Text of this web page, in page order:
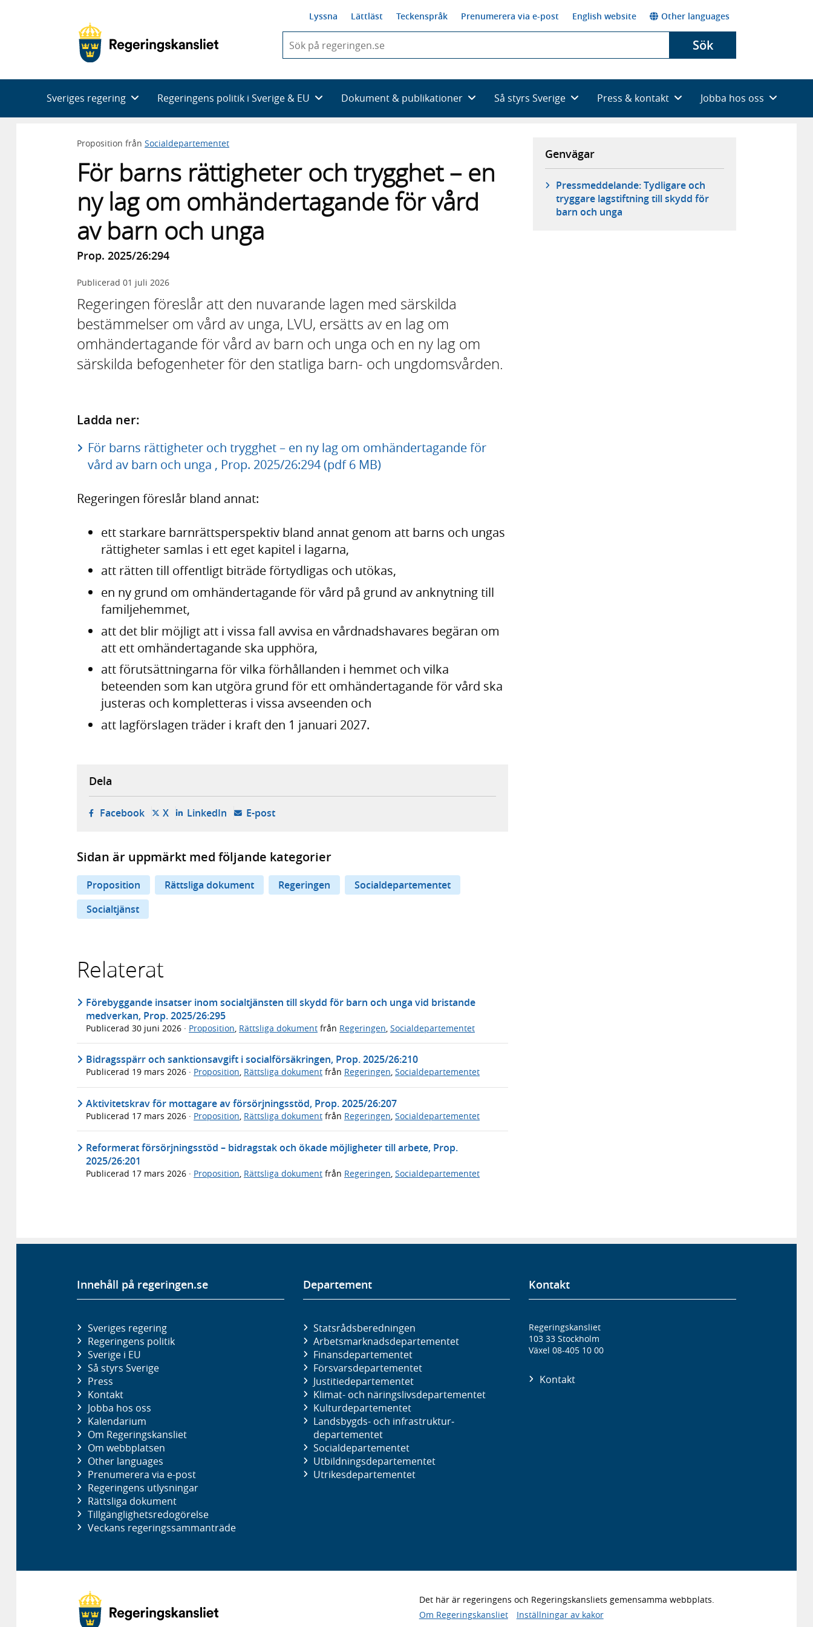
Lyssna Lättläst Teckenspråk Prenumerera via e-post English website Other languages
du
skriva
framträder
en
Sök
Sveriges regering Regeringens politik i Sverige & EU Dokument & publikationer Så styrs Sverige Press & kontakt Jobba hos oss
Proposition från Socialdepartementet
För barns rättigheter och trygghet – en
ny lag om omhändertagande för vård
av barn och unga
Prop. 2025/26:294
Publicerad 01 juli 2026
Regeringen föreslår att den nuvarande lagen med särskilda
bestämmelser om vård av unga, LVU, ersätts av en lag om
omhändertagande för vård av barn och unga och en ny lag om
särskilda befogenheter för den statliga barn- och ungdomsvården.
Ladda ner:
För barns rättigheter och trygghet – en ny lag om omhändertagande för
vård av barn och unga , Prop. 2025/26:294 (pdf 6 MB)
Regeringen föreslår bland annat:
ett starkare barnrättsperspektiv bland annat genom att barns och ungas
rättigheter samlas i ett eget kapitel i lagarna,
att rätten till offentligt biträde förtydligas och utökas,
en ny grund om omhändertagande för vård på grund av anknytning till
familjehemmet,
att det blir möjligt att i vissa fall avvisa en vårdnadshavares begäran om
att ett omhändertagande ska upphöra,
att förutsättningarna för vilka förhållanden i hemmet och vilka
beteenden som kan utgöra grund för ett omhändertagande för vård ska
justeras och kompletteras i vissa avseenden och
att lagförslagen träder i kraft den 1 januari 2027.
Genvägar
Pressmeddelande: Tydligare och
tryggare lagstiftning till skydd för
barn och unga
Dela
Facebook- öppnas i ny flik, extern webbplats,
X- öppnas i ny flik, extern webbplats,
LinkedIn- öppnas i ny flik, extern webbplats,
E-post- öppnar din e-postklient,
Sidan är uppmärkt med följande kategorier
Proposition Rättsliga dokument Regeringen
Socialdepartementet
Socialtjänst
Relaterat
Förebyggande insatser inom socialtjänsten till skydd för barn och unga vid bristande
medverkan, Prop. 2025/26:295
Publicerad 30 juni 2026 · Proposition Rättsliga dokument från Regeringen Socialdepartementet
Bidragsspärr och sanktionsavgift i socialförsäkringen, Prop. 2025/26:210
Publicerad 19 mars 2026 · Proposition, Rättsliga dokument från Regeringen, Socialdepartementet
Aktivitetskrav för mottagare av försörjningsstöd, Prop. 2025/26:207
Publicerad 17 mars 2026 · Proposition, Rättsliga dokument från Regeringen, Socialdepartementet
Reformerat försörjningsstöd – bidragstak och ökade möjligheter till arbete, Prop.
2025/26:201
Publicerad 17 mars 2026 · Proposition Rättsliga dokument från Regeringen Socialdepartementet
Innehåll på regeringen.se
Sveriges regering
Regeringens politik
Sverige i EU
Så styrs Sverige
Press
Kontakt
Jobba hos oss
Kalendarium
Om Regeringskansliet
Om webbplatsen
Other languages
Prenumerera via e-post
Regeringens utlysningar
Rättsliga dokument
Tillgänglighetsredogörelse
Veckans regeringssammanträde
Departement
Statsrådsberedningen
Arbetsmarknads­departementet
Finans­departementet
Försvars­departementet
Justitie­departementet
Klimat- och näringslivs­departementet
Kultur­departementet
Landsbygds- och infrastruktur­
departementet
Social­departementet
Utbildnings­departementet
Utrikes­departementet
Kontakt
Regeringskansliet
103 33 Stockholm
Växel 08-405 10 00
Kontakt
Det här är regeringens och Regeringskansliets gemensamma webbplats.
Om Regeringskansliet
Inställningar av kakor